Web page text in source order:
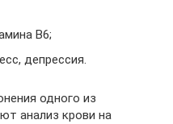
B6;
депрессия.
одного из
анализ крови на